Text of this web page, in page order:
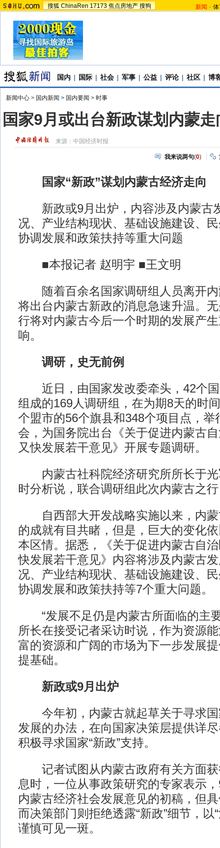
搜狐 ChinaRen 17173 焦点房地产 搜狗 新闻 -
国内 | 国际 | 社会 | 军事 | 公益 | 评论 | 社区 | 博
新闻中心 > 国内新闻 > 国内要闻 > 时事
国家9月或出台新政谋划内蒙
来源： 中国经济时报
我来说两句(0)
国家“新政”谋划内蒙古经济走向
新政或9月出炉，内容涉及内蒙古
况、产业结构现状、基础设施建设、
协调发展和政策扶持等重大问题
■本报记者 赵明宇 ■王文明
随着百余名国家调研组人员离开内
将出台内蒙古新政的消息急速升温。
行将对内蒙古今后一个时期的发展产
响。
调研，史无前例
近日，由国家发改委牵头，42个国
组成的169人调研组，在为期8天的时
个盟市的56个旗县和348个项目点，举
会，为国务院出台《关于促进内蒙古
又快发展若干意见》开展专题调研。
内蒙古社科院经济研究所所长于光
时分析说，联合调研组此次内蒙古之
自西部大开发战略实施以来，内蒙
的成就有目共睹，但是，巨大的变化
本区情。据悉，《关于促进内蒙古自
快发展若干意见》内容将涉及内蒙古
况、产业结构现状、基础设施建设、
协调发展和政策扶持等7个重大问题。
“发展不足仍是内蒙古所面临的主
所长在接受记者采访时说，作为资源
富的资源和广阔的市场为下一步发展
提基础。
新政或9月出炉
今年初，内蒙古就起草关于寻求国
发展的办法，在向国家决策层提供详
积极寻求国家“新政”支持。
记者试图从内蒙古政府有关方面获
息时，一位从事政策研究的专家表示
内蒙古经济社会发展意见的初稿，但
而决策部门则拒绝透露“新政”细节，以
谨慎可见一斑。